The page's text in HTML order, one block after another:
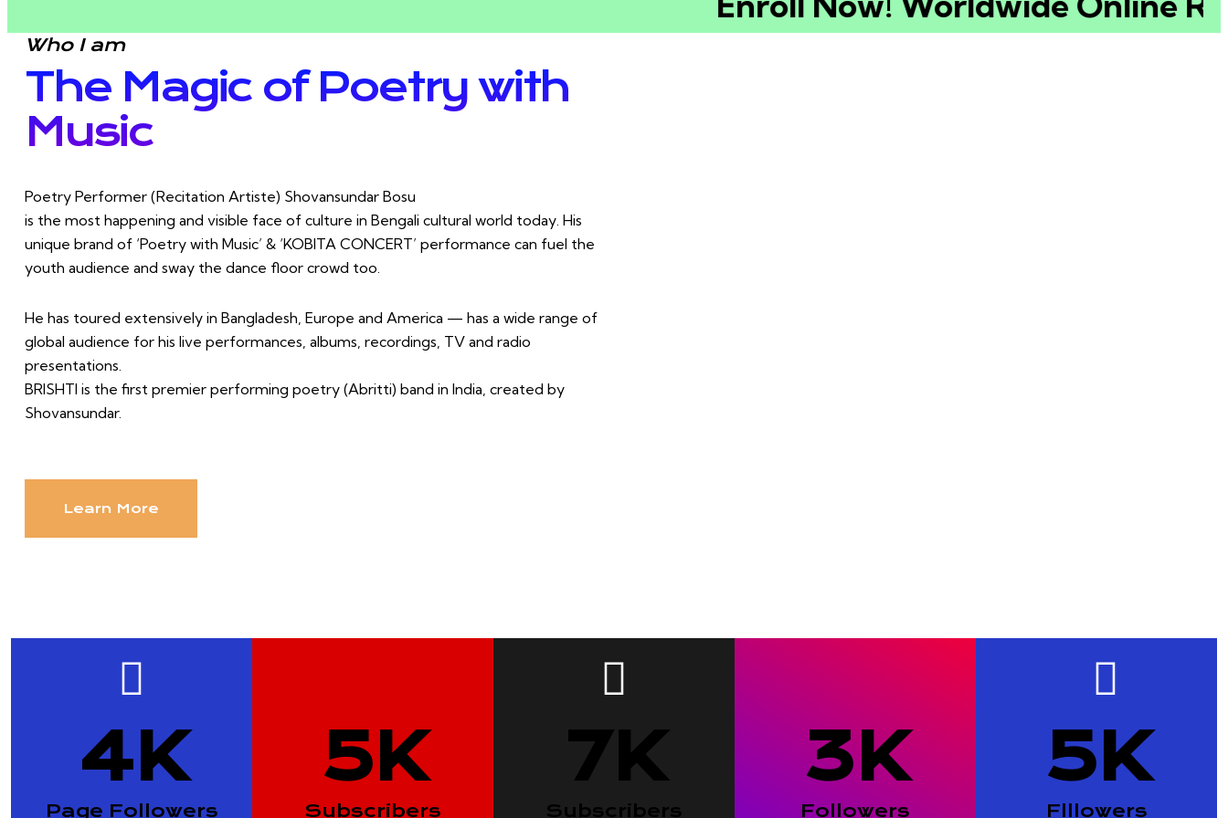
Who I am
The Magic of Poetry with
Music
Poetry Performer (Recitation Artiste) Shovansundar Bosu
is the most happening and visible face of culture in Bengali cultural world today. His
unique brand of ‘Poetry with Music’ & ‘KOBITA CONCERT’ performance can fuel the
youth audience and sway the dance floor crowd too.
He has toured extensively in Bangladesh, Europe and America — has a wide range of
global audience for his live performances, albums, recordings, TV and radio
presentations.
BRISHTI is the first premier performing poetry (Abritti) band in India, created by
Shovansundar.
Learn More
Page Followers
4K
Subscribers
5K
Subscribers
7K
Followers
3 K
Flllowers
5K